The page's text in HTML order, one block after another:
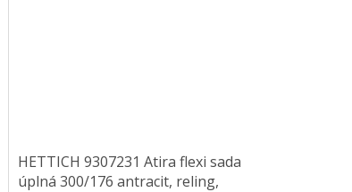
HETTICH 9307231 Atira flexi sada
úplná 300/176 antracit, reling,